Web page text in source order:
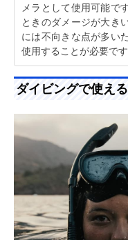
メラとして使用可能で
ときのダメージが大き
には不向きな点が多い
使用することが必要です
ダイビングで使え